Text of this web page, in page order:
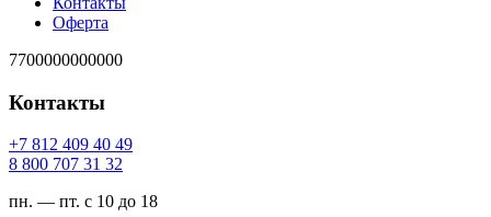
Оферта
7700000000000
Контакты
94 04 904 218 7+
23 13 707 008 8
пн. — пт. с 10 до 18